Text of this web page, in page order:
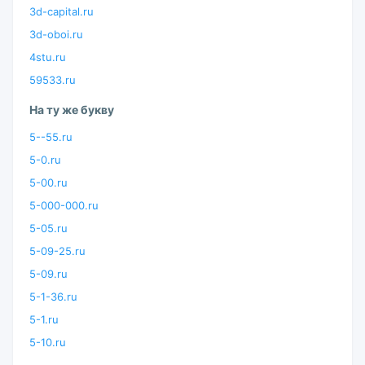
3d-capital.ru
3d-oboi.ru
4stu.ru
59533.ru
На ту же букву
5--55.ru
5-0.ru
5-00.ru
5-000-000.ru
5-05.ru
5-09-25.ru
5-09.ru
5-1-36.ru
5-1.ru
5-10.ru